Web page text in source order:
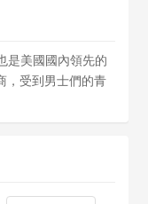
是美國國內領先的
，受到男士們的青